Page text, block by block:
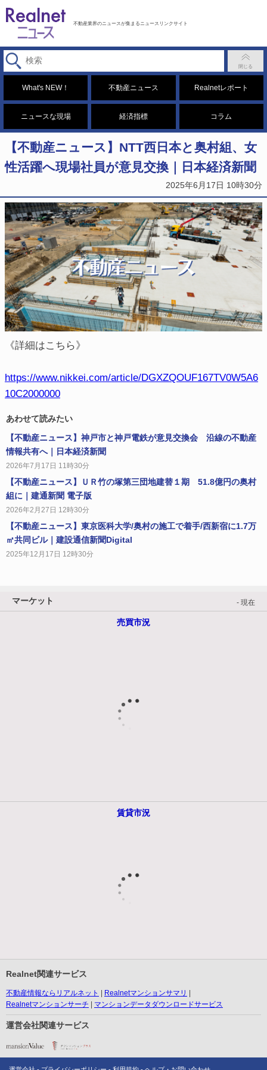
不動産業界のニュースが集まるニュースリンクサイト
What's NEW！ 不動産ニュース Realnetレポート
ニュースな現場 経済指標 コラム
【不動産ニュース】NTT西日本と奥村組、女
性活躍へ現場社員が意見交換｜日本経済新聞
2025年6月17日 10時30分
《詳細はこちら》
https://www.nikkei.com/article/DGXZQOUF167TV0W5A6
10C2000000
あわせて読みたい
【不動産ニュース】神戸市と神戸電鉄が意見交換会 沿線の不動産
情報共有へ｜日本経済新聞
2026年7月17日 11時30分
【不動産ニュース】ＵＲ竹の塚第三団地建替１期 51.8億円の奥村
組に｜建通新聞 電子版
2026年2月27日 12時30分
【不動産ニュース】東京医科大学/奥村の施工で着手/西新宿に1.7万
㎡共同ビル｜建設通信新聞Digital
2025年12月17日 12時30分
マーケット - 現在
売買市況
賃貸市況
Realnet関連サービス
不動産情報ならリアルネット
Realnetマンションサマリ
Realnetマンションサーチ
マンションデータダウンロードサービス
運営会社関連サービス